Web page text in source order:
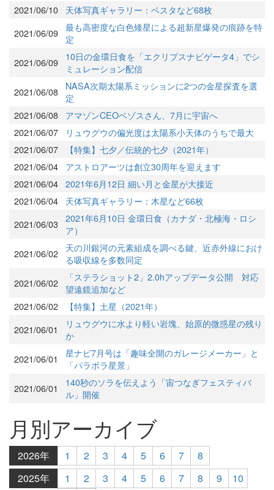
2021/06/10
天体写真ギャラリー：ベスタなど68枚
2021/06/09 最も高密度な白色矮星による超新星爆発の痕跡を特
定
2021/06/09
10日の金環日食を「エクリプスナビゲータ4」でシ
ミュレーション配信
2021/06/08
NASA次期太陽系ミッションに2つの金星探査を選
定
2021/06/08
アマゾンCEOベゾスさん、7月に宇宙へ
2021/06/07
リュウグウの偏光度は太陽系小天体のうちで最大
2021/06/07
【特集】七夕／伝統的七夕（2021年）
2021/06/04
アストロアーツは創立30周年を迎えます
2021/06/04 2021年6月12日 細い月と金星が大接近
2021/06/04
天体写真ギャラリー：木星など66枚
2021/06/03 2021年6月10日 金環日食（カナダ・北極海・ロシ
ア）
2021/06/02
天の川銀河の元素組成を調べる鍵、近赤外線におけ
る吸収線を多数同定
2021/06/02
「ステラショット2」2.0hアップデータ公開 対応
望遠鏡追加など
2021/06/02
【特集】土星（2021年）
2021/06/01
リュウグウに水より軽い岩塊、始原的微惑星の残り
か
2021/06/01
星ナビ7月号は「趣味全開のガレージメーカー」と
「パラボラ星景」
2021/06/01
140秒のソラを伝えよう「宙つなぎフェスティバ
ル」開催
月別アーカイブ
2026年 1 2 3 4 5 6 7
8
2025年
1 2 3 4 5 6 7 8 9
10